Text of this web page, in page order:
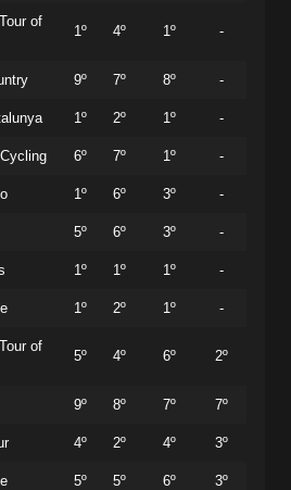
of
1º 4º 1º -
9º 7º 8º -
1º 2º 1º -
6º 7º 1º -
1º 6º 3º -
5º 6º 3º -
1º 1º 1º -
1º 2º 1º -
of
5º 4º 6º 2º
9º 8º 7º 7º
4º 2º 4º 3º
5º 5º 6º 3º